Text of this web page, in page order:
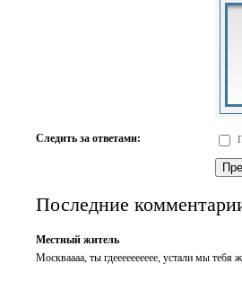
Следить за ответами:
Последние
Местный житель
Москваааа, ты гдееееееееее, устали мы тебя